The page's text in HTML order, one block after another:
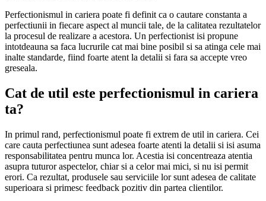
Perfectionismul in cariera poate fi definit ca o cautare constanta a
perfectiunii in fiecare aspect al muncii tale, de la calitatea rezultatelor
la procesul de realizare a acestora. Un perfectionist isi propune
intotdeauna sa faca lucrurile cat mai bine posibil si sa atinga cele mai
inalte standarde, fiind foarte atent la detalii si fara sa accepte vreo
greseala.
Cat de util este perfectionismul in cariera
ta?
In primul rand, perfectionismul poate fi extrem de util in cariera. Cei
care cauta perfectiunea sunt adesea foarte atenti la detalii si isi asuma
responsabilitatea pentru munca lor. Acestia isi concentreaza atentia
asupra tuturor aspectelor, chiar si a celor mai mici, si nu isi permit
erori. Ca rezultat, produsele sau serviciile lor sunt adesea de calitate
superioara si primesc feedback pozitiv din partea clientilor.